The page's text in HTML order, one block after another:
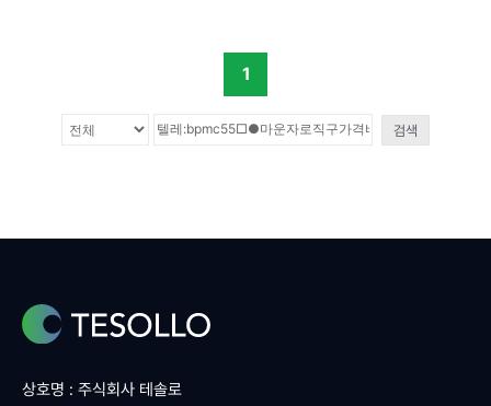
1
검색
상호명 : 주식회사 테솔로